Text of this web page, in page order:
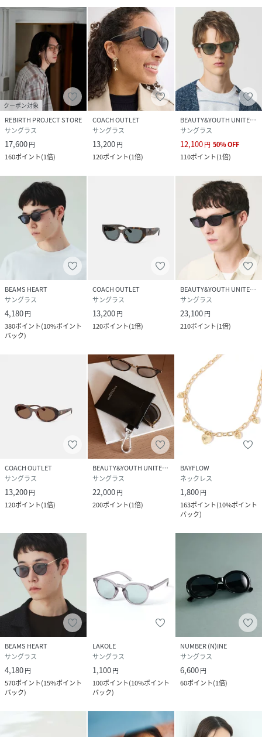
クーポン対象
REBIRTH PROJECT STORE
サングラス
17,600円
160ポイント(1倍)
COACH OUTLET
サングラス
13,200円
120ポイント(1倍)
BEAUTY&YOUTH UNITED ARROWS
サングラス
12,100円 50%OFF
110ポイント(1倍)
BEAMS HEART
サングラス
4,180円
380ポイント(10%ポイント
バック)
COACH OUTLET
サングラス
13,200円
120ポイント(1倍)
BEAUTY&YOUTH UNITED ARROWS
サングラス
23,100円
210ポイント(1倍)
COACH OUTLET
サングラス
13,200円
120ポイント(1倍)
BEAUTY&YOUTH UNITED ARROWS
サングラス
22,000円
200ポイント(1倍)
BAYFLOW
ネックレス
1,800円
163ポイント(10%ポイント
バック)
BEAMS HEART
サングラス
4,180円
570ポイント(15%ポイント
バック)
LAKOLE
サングラス
1,100円
100ポイント(10%ポイント
バック)
NUMBER (N)INE
サングラス
6,600円
60ポイント(1倍)